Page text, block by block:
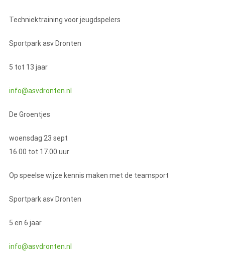
Techniektraining voor jeugdspelers
Sportpark asv Dronten
5 tot 13 jaar
info@asvdronten.nl
De Groentjes
woensdag 23 sept
16.00 tot 17.00 uur
Op speelse wijze kennis maken met de teamsport
Sportpark asv Dronten
5 en 6 jaar
info@asvdronten.nl